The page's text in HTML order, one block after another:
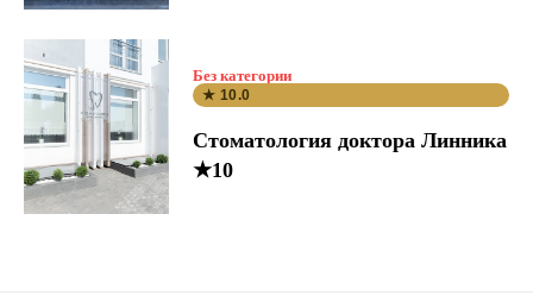
Без категории
★ 10.0
Стоматология доктора Линника
★10